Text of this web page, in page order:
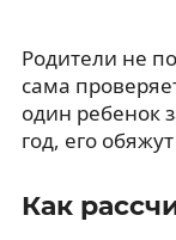
Родители не
сама
один ребенок
год, его
Как